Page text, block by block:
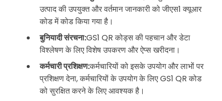
उत्पाद की उपयुक्त और वर्तमान जानकारी को जीएस1 क्यूआर
कोड में कोड किया गया है।
बुनियादी संरचना:GS1 QR कोड्स की पहचान और डेटा
विश्लेषण के लिए विशेष उपकरण और ऐप्स खरीदना।
कर्मचारी प्रशिक्षण:कर्मचारियों को इसके उपयोग और लाभों पर
प्रशिक्षण देना, कर्मचारियों के उपयोग के लिए GS1 QR कोड
को सुरक्षित करने के लिए आवश्यक है।